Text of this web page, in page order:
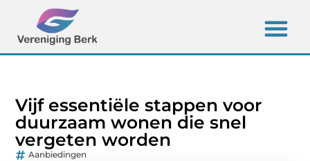
Vijf essentiële stappen voor
duurzaam wonen die snel
vergeten worden
Aanbiedingen